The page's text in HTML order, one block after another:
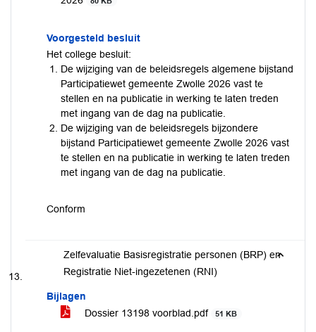
Voorgesteld besluit
Het college besluit:
De wijziging van de beleidsregels algemene bijstand
Participatiewet gemeente Zwolle 2026 vast te
stellen en na publicatie in werking te laten treden
met ingang van de dag na publicatie.
De wijziging van de beleidsregels bijzondere
bijstand Participatiewet gemeente Zwolle 2026 vast
te stellen en na publicatie in werking te laten treden
met ingang van de dag na publicatie.
Conform
Zelfevaluatie Basisregistratie personen (BRP) en
Registratie Niet-ingezetenen (RNI)
Bijlagen
Dossier 13198 voorblad.pdf
51 KB